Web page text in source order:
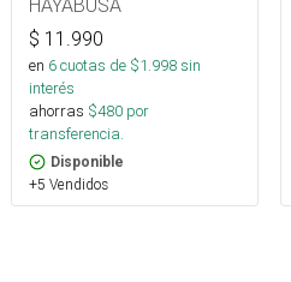
HAYABUSA
$ 11.990
en 6cuotas de $1.998sin
interés
ahorras $480 por
transferencia.
Disponible
+5 Vendidos